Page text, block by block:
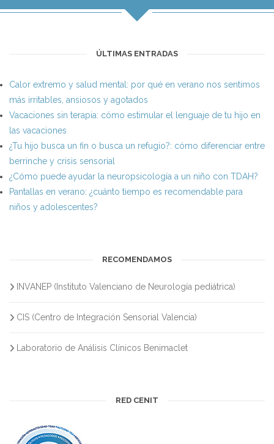
ÚLTIMAS ENTRADAS
Calor extremo y salud mental: por qué en verano nos sentimos
más irritables, ansiosos y agotados
Vacaciones sin terapia: cómo estimular el lenguaje de tu hijo en
las vacaciones
¿Tu hijo busca un fin o busca un refugio?: cómo diferenciar entre
berrinche y crisis sensorial
¿Cómo puede ayudar la neuropsicología a un niño con TDAH?
Pantallas en verano: ¿cuánto tiempo es recomendable para
niños y adolescentes?
RECOMENDAMOS
INVANEP (Instituto Valenciano de Neurología pediátrica)
CIS (Centro de Integración Sensorial Valencia)
Laboratorio de Análisis Clínicos Benimaclet
RED CENIT